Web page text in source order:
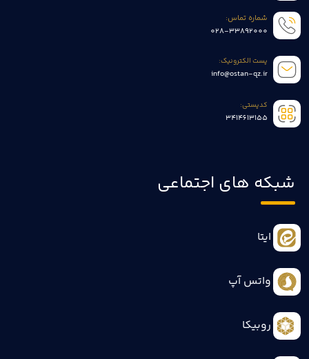
شماره تماس:
028-33892000
پست الکترونیک:
info@ostan-qz.ir
کدپستی:
3414613155
شبکه های اجتماعی
ایتا
واتس آپ
روبیکا